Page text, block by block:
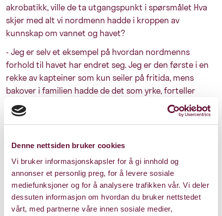
Denne nettsiden bruker cookies
Vi bruker informasjonskapsler for å gi innhold og
annonser et personlig preg, for å levere sosiale
mediefunksjoner og for å analysere trafikken vår. Vi deler
dessuten informasjon om hvordan du bruker nettstedet
vårt, med partnerne våre innen sosiale medier,
akrobatikk, ville de ta utgangspunkt i spørsmålet Hva
skjer med alt vi nordmenn hadde i kroppen av
kunnskap om vannet og havet?
- Jeg er selv et eksempel på hvordan nordmenns
forhold til havet har endret seg. Jeg er den første i en
rekke av kapteiner som kun seiler på fritida, mens
bakover i familien hadde de det som yrke, forteller
Skotheim Jensen. Og beskriver forestillingen som noe
“bestefaren din med et sterkt forhold til sjøen” ville
Musikken er spesiallaget av Hanna von Bergen
oppvokst i Fredrikstad. Før hun slapp sin debutplate i
fjor bemerket hun seg både i TV-programmet The Voice
og med sin forkjærlighet for annerledes instrumenter. I
“Elven og havet” spiller hun både embira og indisk
harmonium.